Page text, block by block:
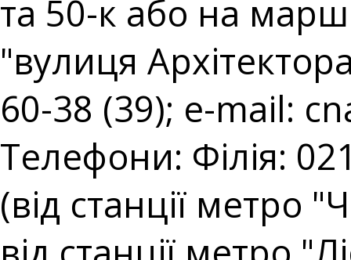
та 50-к або на
"вулиця
60-38 (39); e-mail:
Телефони: Філія:
(від станції метро